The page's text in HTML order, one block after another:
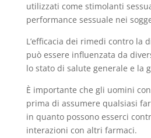
utilizzati come stimolanti
performance sessuale nei
L’efficacia dei rimedi contro la
può essere influenzata da
lo stato di salute generale e la
È importante che gli uomini
prima di assumere qualsiasi
in quanto possono esserci
interazioni con altri farmaci.